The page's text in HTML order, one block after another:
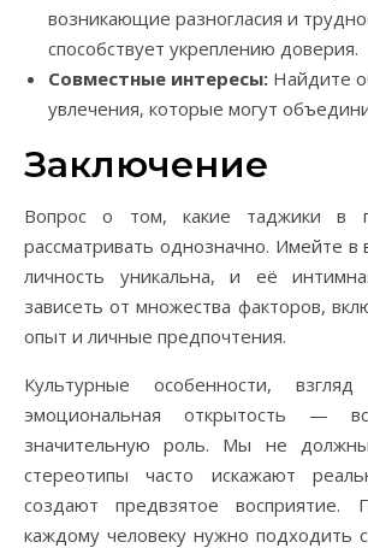
возникающие разногласия и
способствует укреплению доверия.
Совместные интересы: Найдите
увлечения, которые могут
Заключение
Вопрос о том, какие таджики в
рассматривать однозначно. Имейте в
личность уникальна, и её
зависеть от множества факторов,
опыт и личные предпочтения.
Культурные особенности,
эмоциональная открытость —
значительную роль. Мы не
стереотипы часто искажают
создают предвзятое
каждому человеку нужно подходить